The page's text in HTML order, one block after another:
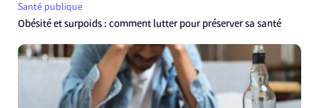
Santé publique
Obésité et surpoids : comment lutter pour préserver sa santé